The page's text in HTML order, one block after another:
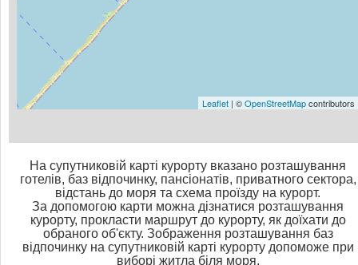
Leaflet | ©OpenStreetMapcontributors
На супутниковій карті курорту вказано розташування
готелів, баз відпочинку, пансіонатів, приватного сектора,
відстань до моря та схема проїзду на курорт.
За допомогою карти можна дізнатися розташування
курорту, прокласти маршрут до курорту, як доїхати до
обраного об'єкту. Зображення розташування баз
відпочинку на супутниковій карті курорту допоможе при
виборі житла біля моря.